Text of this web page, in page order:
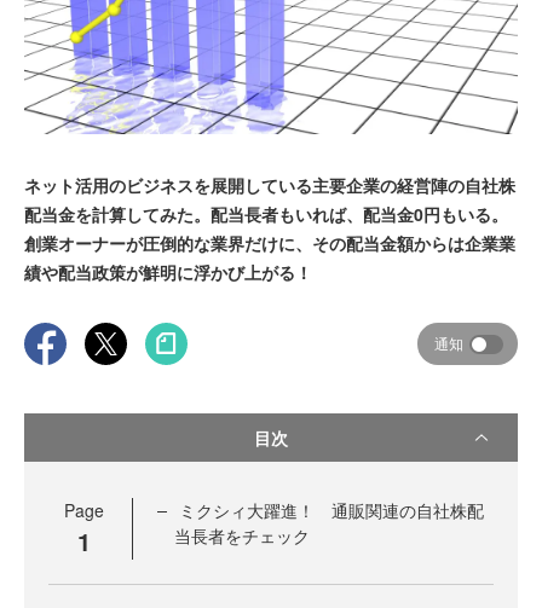
ネット活用のビジネスを展開している主要企業の経営陣の自社株
配当金を計算してみた。配当長者もいれば、配当金0円もいる。
創業オーナーが圧倒的な業界だけに、その配当金額からは企業業
績や配当政策が鮮明に浮かび上がる！
通知
目次
Page
1
ミクシィ大躍進！ 通販関連の自社株配
当長者をチェック